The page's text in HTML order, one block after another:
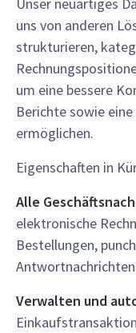
Unser neuartiges
uns von anderen
strukturieren,
um eine bessere
Berichte sowie
ermöglichen.
Eigenschaften in
Alle
elektronische
Bestellungen,
Antwortnachrichten
Verwalten und